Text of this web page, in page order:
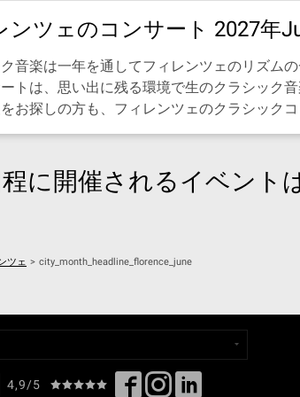
ンツェのコンサート 2027年
音楽は一年を通してフィレンツェのリズム
トは、思い出に残る環境で生のクラシック
お探しの方も、フィレンツェのクラシック
に開催されるイベント
ツェ > city_month_headline_florence_june
4,9/5